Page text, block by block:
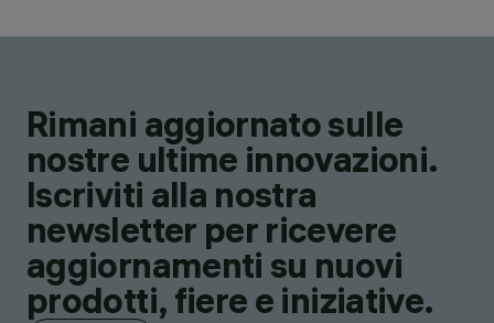
Rimani aggiornato sulle
nostre ultime innovazioni.
Iscriviti alla nostra
newsletter per ricevere
aggiornamenti su nuovi
prodotti, fiere e iniziative.